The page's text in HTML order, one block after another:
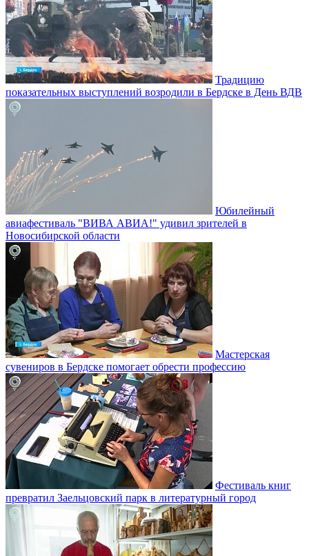
Традицию
показательных выступлений возродили в Бердске в День ВДВ
Юбилейный
авиафестиваль "ВИВА АВИА!" удивил зрителей в
Новосибирской области
Мастерская
сувениров в Бердске помогает обрести профессию
Фестиваль книг
превратил Заельцовский парк в литературный город